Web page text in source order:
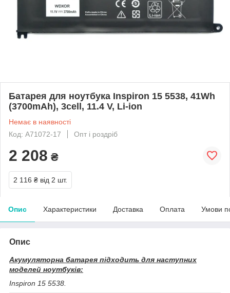
Батарея для ноутбука Inspiron 15 5538, 41Wh
(3700mAh), 3cell, 11.4 V, Li-ion
Немає в наявності
Код: A71072-17
Опт і роздріб
2 208 ₴
2 116 ₴ від 2 шт.
Опис Характеристики Доставка Оплата Умови
Опис
Акумуляторна батарея підходить для наступних
моделей ноутбуків:
Inspiron 15 5538.